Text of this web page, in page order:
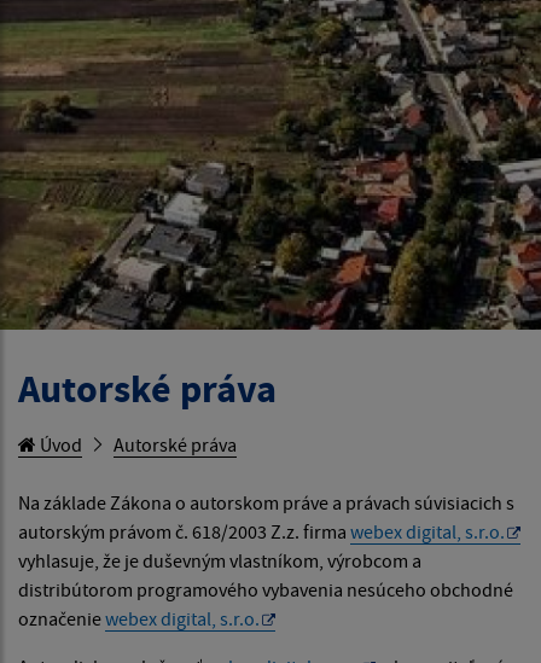
Autorské práva
Úvod Autorské práva
Na základe Zákona o autorskom práve a právach súvisiacich s
autorským právom č. 618/2003 Z.z. firma webex digital, s.r.o.
vyhlasuje, že je duševným vlastníkom, výrobcom a
distribútorom programového vybavenia nesúceho obchodné
označeniewebex digital, s.r.o.